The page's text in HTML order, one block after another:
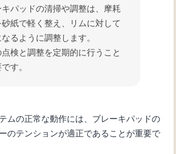
パッドの清掃や調整は、摩耗
紙で軽く整え、リムに対して
るように調整します。
検と調整を定期的に行うこと
す。
ムの正常な動作には、ブレーキパッドの
のテンションが適正であることが重要で